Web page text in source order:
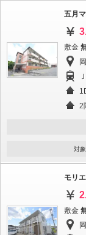
五月
敷金
2
対
モリ
敷金